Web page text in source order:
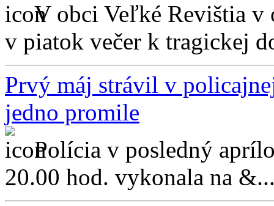
V obci Veľké Revištia v
v piatok večer k tragickej
Prvý máj strávil v
jedno promile
Polícia v posledný
20.00 hod. vykonala na